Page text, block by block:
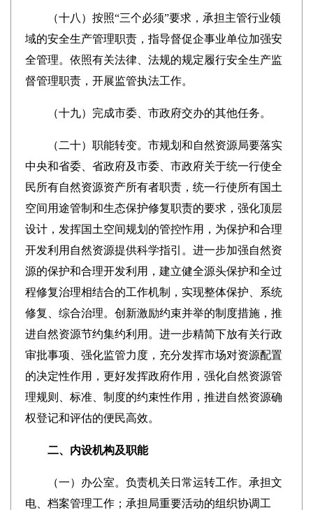
（十八）按照“三个必须”要求，承担主管行业领
域的安全生产管理职责，指导督促企事业单位加强安
全管理。依照有关法律、法规的规定履行安全生产监
督管理职责，开展监管执法工作。
（十九）完成市委、市政府交办的其他任务。
（二十）职能转变。市规划和自然资源局要落实
中央和省委、省政府及市委、市政府关于统一行使全
民所有自然资源资产所有者职责，统一行使所有国土
空间用途管制和生态保护修复职责的要求，强化顶层
设计，发挥国土空间规划的管控怍用，为保护和合理
开发利用自然资源提供科学指引。进一步加强自然资
源的保护和合理开发利用，建立健全源头保护和全过
程修复治理相结合的工作机制，实现整体保护、系统
修复、综合治理。创新激励约束并举的制度措施，推
进自然资源节约集约利用。进一步精简下放有关行政
审批事项、强化监管力度，充分发挥市场对资源配置
的决定性作用，更好发挥政府作用，强化自然资源管
理规则、标准、制度的约束性作用，推进自然资源确
权登记和评估的便民高效。
二、内设机构及职能
（一）办公室。负责机关日常运转工作。承担文
电、档案管理工作；承担局重要活动的组织协调工